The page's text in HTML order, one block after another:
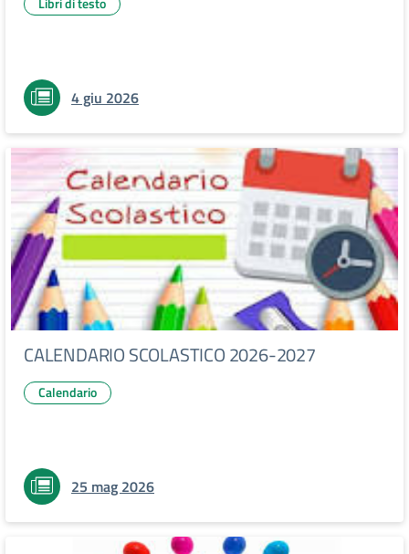
4 giu 2026
CALENDARIO SCOLASTICO 2026-2027
Calendario
25 mag 2026